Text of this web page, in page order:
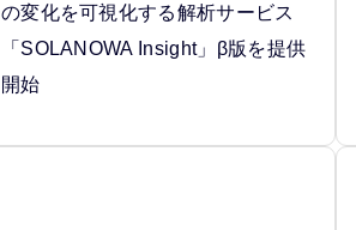
の変化を可視化する解析サービス
「SOLANOWA Insight」β版を提供
開始